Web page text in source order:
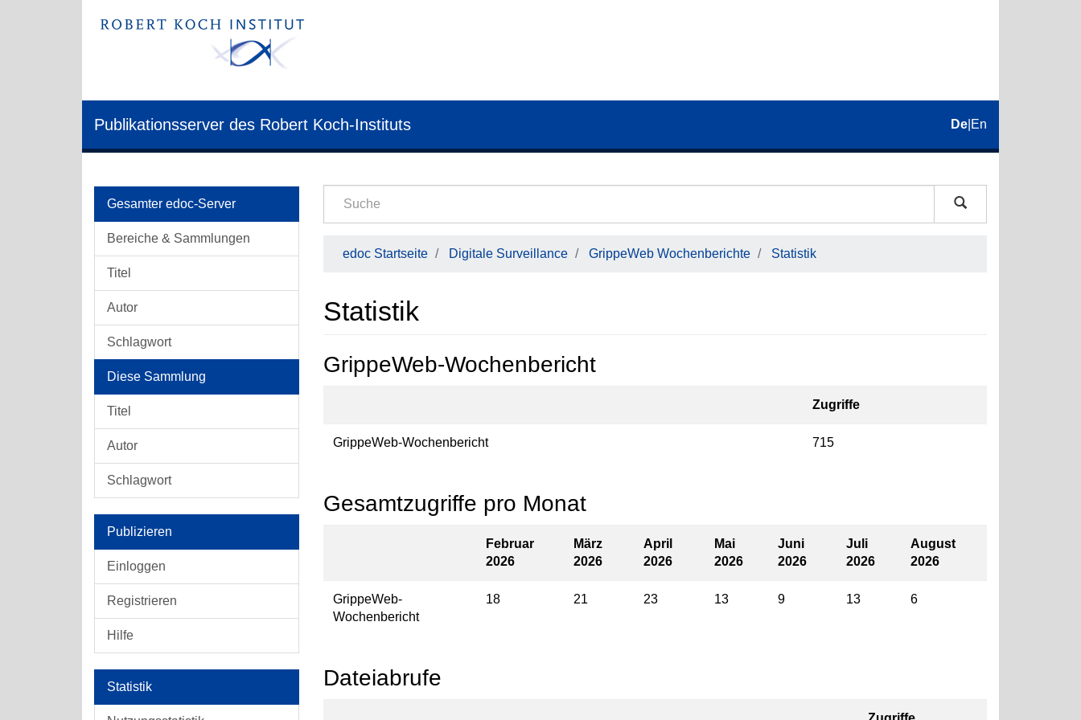
Publikationsserver des Robert Koch-Instituts De En
Gesamter edoc-Server
Bereiche & Sammlungen
Titel
Autor
Schlagwort
Diese Sammlung
Titel
Autor
Schlagwort
Publizieren
Einloggen
Registrieren
Hilfe
Statistik
edoc Startseite Digitale Surveillance GrippeWeb Wochenberichte Statistik
Statistik
GrippeWeb-Wochenbericht
Zugriffe
GrippeWeb-Wochenbericht 715
Gesamtzugriffe pro Monat
Februar
2026
März
2026
April
2026
Mai
2026
Juni
2026
Juli
2026
August
2026
GrippeWeb-
Wochenbericht
18 21 23 13 9 13 6
Dateiabrufe